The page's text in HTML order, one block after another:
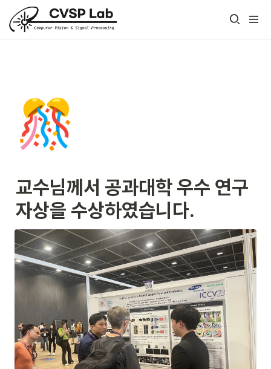
🎊
교수님께서 공과대학 우수 연구
자상을 수상하였습니다.